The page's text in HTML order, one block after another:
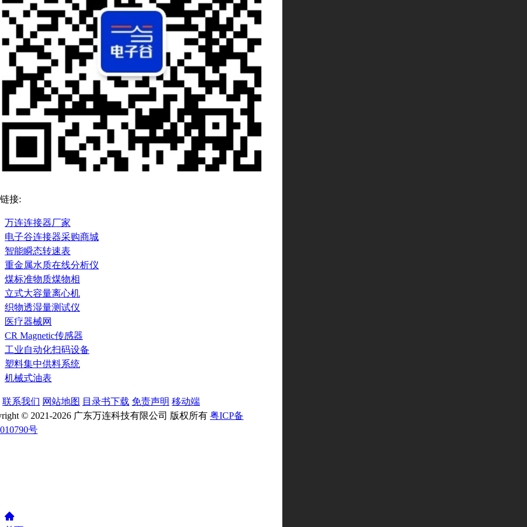
接:
万连连接器厂家
电子谷连接器采购商城
智能瞬态转速表
重金属水质在线分析仪
煤标准物质煤物相
立式大容量离心机
织物透湿量测试仪
医疗器械网
CR Magnetic传感器
工业自动化扫码设备
塑料集中供料系统
机械式油表
联系我们 网站地图 目录书下载 免责声明 移动端
© 2021-2026 广东万连科技有限公司 版权所有 粤ICP备
号